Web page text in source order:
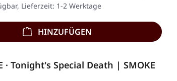
Lieferzeit: 1-2 Werktage
HINZUFÜGEN
· Tonight's Special Death | SMOKE